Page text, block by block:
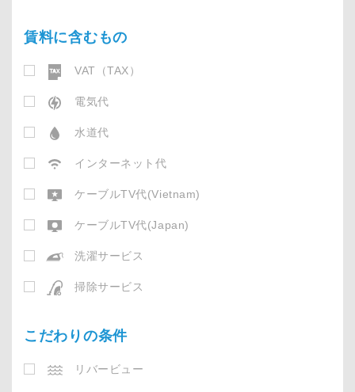
賃料に含むもの
VAT（TAX）
電気代
水道代
インターネット代
ケーブルTV代(Vietnam)
ケーブルTV代(Japan)
洗濯サービス
掃除サービス
こだわりの条件
リバービュー